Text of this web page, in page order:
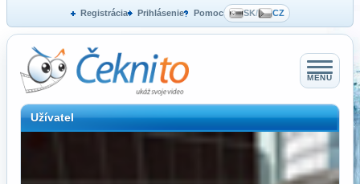
Registrácia Prihlásenie Pomoc SK/ CZ
MENU
Užívatel